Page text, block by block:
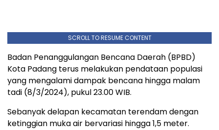
SCROLL TO RESUME CONTENT
Badan Penanggulangan Bencana Daerah (BPBD)
Kota Padang terus melakukan pendataan populasi
yang mengalami dampak bencana hingga malam
tadi (8/3/2024), pukul 23.00 WIB.
Sebanyak delapan kecamatan terendam dengan
ketinggian muka air bervariasi hingga 1,5 meter.